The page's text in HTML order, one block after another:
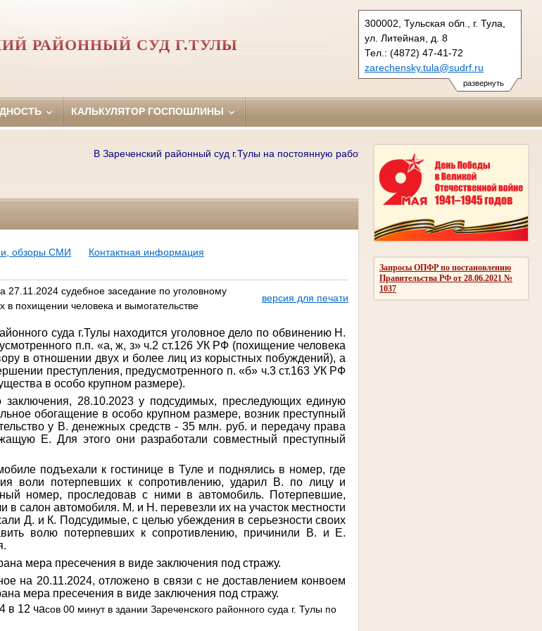
развернуть
300002, Тульская обл., г. Тула,
ул. Литейная, д. 8
Тел.: (4872) 47-41-72
zarechensky.tula@sudrf.ru
РАЙОННЫЙ СУД Г.ТУЛЫ
КАЛЬКУЛЯТОР ГОСПОШЛИНЫ
Запросы ОПФР по постановлению
Правительства РФ от 28.06.2021 №
1037
В Зареченский районный суд г.Тулы на постоянную работу требуются: секретари судебного
обзоры СМИ
Контактная информация
27.11.2024 судебное заседание по уголовному
похищении человека и вымогательстве
версия для печати
суда г.Тулы находится уголовное дело по обвинению Н.
п.п. «а, ж, з» ч.2 ст.126 УК РФ (похищение человека
в отношении двух и более лиц из корыстных побуждений), а
преступления, предусмотренного п. «б» ч.3 ст.163 УК РФ
в особо крупном размере).
заключения, 28.10.2023 у подсудимых, преследующих единую
обогащение в особо крупном размере, возник преступный
у В. денежных средств - 35 млн. руб. и передачу права
Е. Для этого они разработали совместный преступный
подъехали к гостинице в Туле и поднялись в номер, где
воли потерпевших к сопротивлению, ударил В. по лицу и
номер, проследовав с ними в автомобиль. Потерпевшие,
в салон автомобиля. М. и Н. перевезли их на участок местности
Д. и К. Подсудимые, с целью убеждения в серьезности своих
волю потерпевших к сопротивлению, причинили В. и Е.
мера пресечения в виде заключения под стражу.
на 20.11.2024, отложено в связи с не доставлением конвоем
мера пресечения в виде заключения под стражу.
в 12 часов 00 минут в здании Зареченского районного суда г. Тулы по